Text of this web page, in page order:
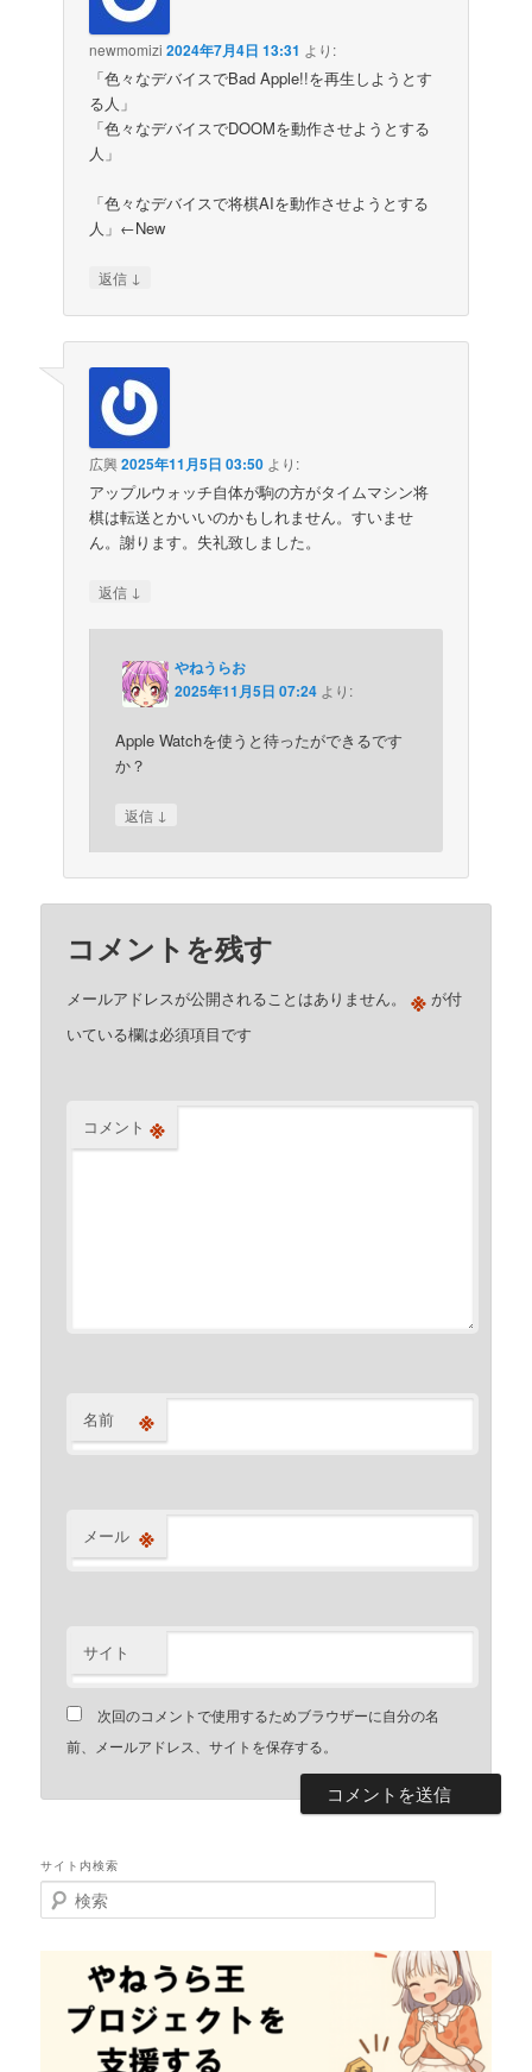
newmomizi 2024年7月4日 13:31 より:
「色々なデバイスでBad Apple!!を再生しようとす
る人」
「色々なデバイスでDOOMを動作させようとする
人」
「色々なデバイスで将棋AIを動作させようとする
人」←New
返信 ↓
広興2025年11月5日 03:50 より:
アップルウォッチ自体が駒の方がタイムマシン将
棋は転送とかいいのかもしれません。すいませ
ん。謝ります。失礼致しました。
返信 ↓
やねうらお
2025年11月5日 07:24 より:
Apple Watchを使うと待ったができるです
か？
返信 ↓
コメントを残す
メールアドレスが公開されることはありません。 ※ が付
いている欄は必須項目です
コメント ※
名前 ※
メール ※
サイト
次回のコメントで使用するためブラウザーに自分の名
前、メールアドレス、サイトを保存する。
サイト内検索
検
索